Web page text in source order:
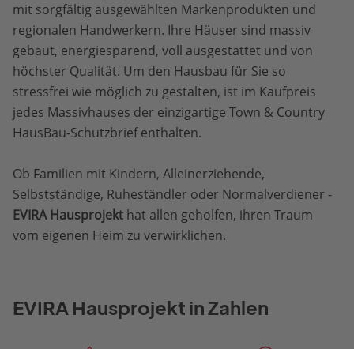
mit sorgfältig ausgewählten Markenprodukten und
regionalen Handwerkern. Ihre Häuser sind massiv
gebaut, energiesparend, voll ausgestattet und von
höchster Qualität. Um den Hausbau für Sie so
stressfrei wie möglich zu gestalten, ist im Kaufpreis
jedes Massivhauses der einzigartige Town & Country
HausBau-Schutzbrief enthalten.
Ob Familien mit Kindern, Alleinerziehende,
Selbstständige, Ruheständler oder Normalverdiener -
EVIRA Hausprojekt hat allen geholfen, ihren Traum
vom eigenen Heim zu verwirklichen.
EVIRA Hausprojekt in Zahlen